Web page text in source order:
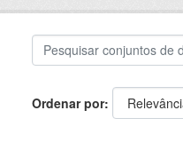
Ordenar por